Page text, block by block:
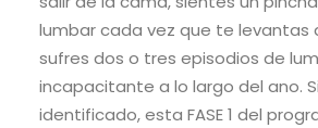
lumbar cada vez que te levantas
sufres dos o tres episodios de
incapacitante a lo largo del ano.
identificado, esta FASE 1 del